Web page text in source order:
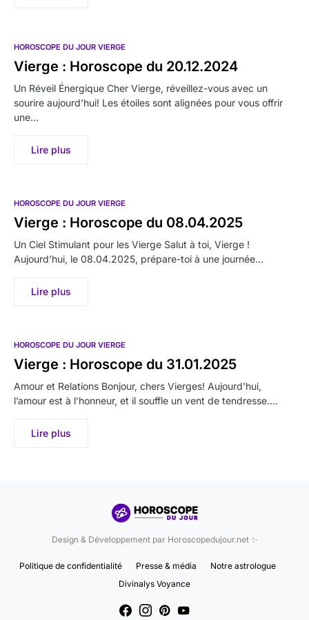
HOROSCOPE DU JOUR VIERGE
Vierge : Horoscope du 20.12.2024
Un Réveil Énergique Cher Vierge, réveillez-vous avec un
sourire aujourd’hui! Les étoiles sont alignées pour vous offrir
une…
Lire plus
HOROSCOPE DU JOUR VIERGE
Vierge : Horoscope du 08.04.2025
Un Ciel Stimulant pour les Vierge Salut à toi, Vierge !
Aujourd’hui, le 08.04.2025, prépare-toi à une journée…
Lire plus
HOROSCOPE DU JOUR VIERGE
Vierge : Horoscope du 31.01.2025
Amour et Relations Bonjour, chers Vierges! Aujourd’hui,
l’amour est à l’honneur, et il souffle un vent de tendresse.…
Lire plus
Design & Développement par Horoscopedujour.net ✨
Politique de confidentialité Presse & média
Notre astrologue
Divinalys Voyance